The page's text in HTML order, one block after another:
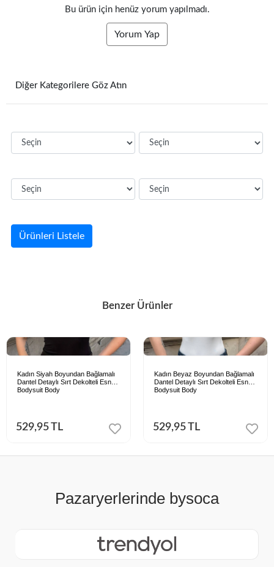
Bu ürün için henüz yorum yapılmadı.
Yorum Yap
Diğer Kategorilere Göz Atın
Ürünleri Listele
Benzer Ürünler
Kadın Siyah Boyundan Bağlamalı
Dantel Detaylı Sırt Dekolteli Esnek
Bodysuit Body
529,95 TL
Kadın Beyaz Boyundan Bağlamalı
Dantel Detaylı Sırt Dekolteli Esnek
Bodysuit Body
529,95 TL